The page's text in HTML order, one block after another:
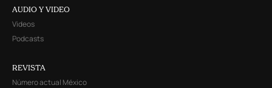
AUDIO Y VIDEO
Videos
Podcasts
REVISTA
Número actual México